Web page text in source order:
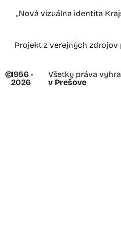
„Nová vizuálna identita
Projekt z verejných
©1956 -
2026
Všetky práva
v Prešove